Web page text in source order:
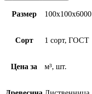
Размер 100х100х6000
Сорт 1 сорт, ГОСТ
Цена за м³, шт.